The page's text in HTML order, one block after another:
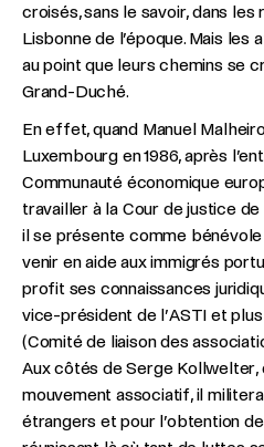
croisés, sans le savoir, dans
Lisbonne de l’époque. Mais
au point que leurs chemins se
Grand-Duché.
En effet, quand Manuel
Luxembourg en 1986, après
Communauté économique
travailler à la Cour de justice
il se présente comme bénévole
venir en aide aux immigrés
profit ses connaissances
vice-président de l’ASTI et
(Comité de liaison des
Aux côtés de Serge Kollwelter,
mouvement associatif, il
étrangers et pour l’obtention